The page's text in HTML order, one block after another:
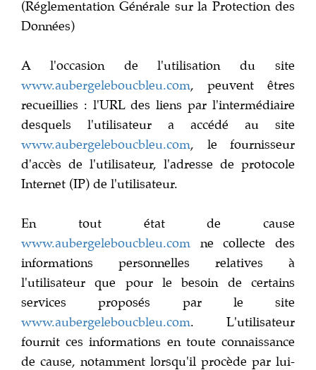
(Réglementation Générale sur la Protection des
Données)
A l'occasion de l'utilisation du site
www.aubergeleboucbleu.com, peuvent êtres
recueillies : l'URL des liens par l'intermédiaire
desquels l'utilisateur a accédé au site
www.aubergeleboucbleu.com, le fournisseur
d'accès de l'utilisateur, l'adresse de protocole
Internet (IP) de l'utilisateur.
En tout état de cause
www.aubergeleboucbleu.com ne collecte des
informations personnelles relatives à
l'utilisateur que pour le besoin de certains
services proposés par le site
www.aubergeleboucbleu.com. L'utilisateur
fournit ces informations en toute connaissance
de cause, notamment lorsqu'il procède par lui-